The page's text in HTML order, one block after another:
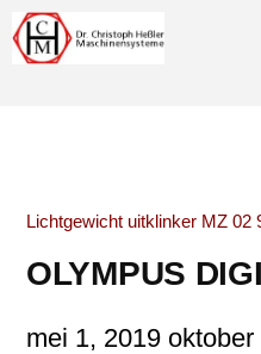
Lichtgewicht uitklinker MZ 02
OLYMPUS
mei 1, 2019